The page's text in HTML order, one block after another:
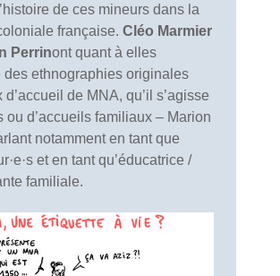
de ces mineurs dans la
française. Cléo Marmier
Perrinont quant à elles
des ethnographies originales
de MNA, qu’il s’agisse
ou d’accueils familiaux – Marion
notamment en tant que
et en tant qu’éducatrice /
familiale.